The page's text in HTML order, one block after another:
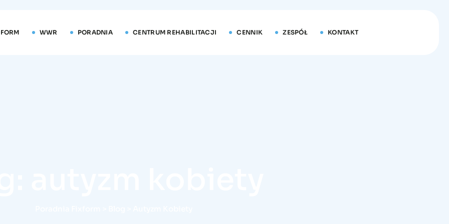
WWR PORADNIA CENTRUM REHABILITACJI CENNIK ZESPÓŁ KONTAKT